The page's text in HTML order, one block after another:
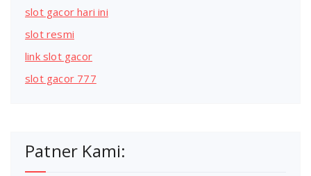
slot gacor hari ini
slot resmi
link slot gacor
slot gacor 777
Patner Kami: